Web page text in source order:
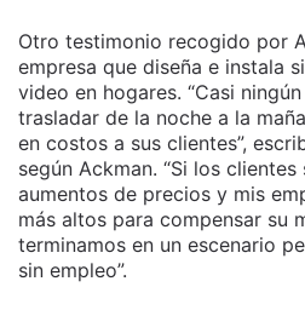
Otro testimonio recogido por
empresa que diseña e instala
video en hogares. “Casi
trasladar de la noche a la
en costos a sus clientes”,
según Ackman. “Si los
aumentos de precios y mis
más altos para compensar su
terminamos en un escenario
sin empleo”.